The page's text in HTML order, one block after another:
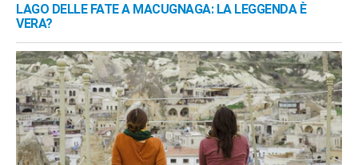
LAGO DELLE FATE A MACUGNAGA: LA LEGGENDA È
VERA?